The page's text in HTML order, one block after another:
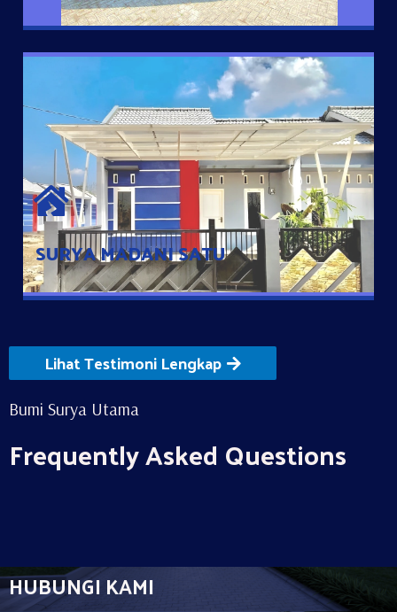
SURYA MADANI SATU
SURYA MADANI SATU
Satu-satunya Hunian nyaman dengan harga subsidi hanya 100
jutaan dengan lokasi strategis di Tuban
Lihat Testimoni Lengkap
Bumi Surya Utama
Frequently Asked Questions
HUBUNGI KAMI